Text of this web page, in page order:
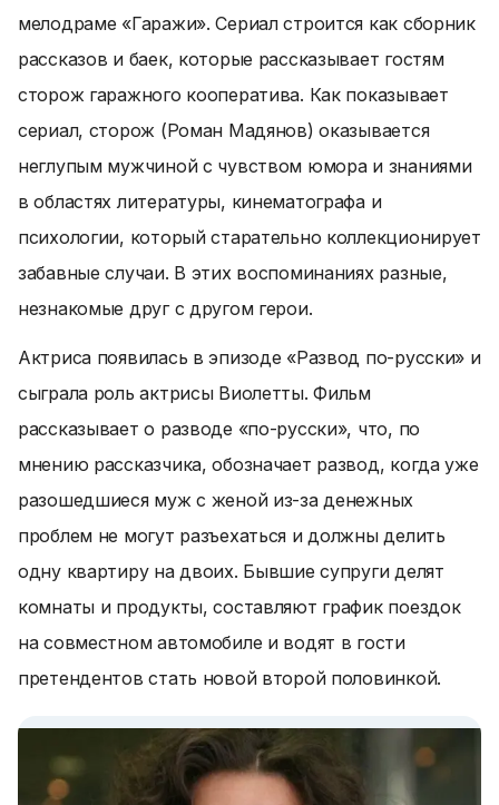
мелодраме «Гаражи». Сериал строится как сборник
рассказов и баек, которые рассказывает гостям
сторож гаражного кооператива. Как показывает
сериал, сторож (Роман Мадянов) оказывается
неглупым мужчиной с чувством юмора и знаниями
в областях литературы, кинематографа и
психологии, который старательно коллекционирует
забавные случаи. В этих воспоминаниях разные,
незнакомые друг с другом герои.
Актриса появилась в эпизоде «Развод по-русски» и
сыграла роль актрисы Виолетты. Фильм
рассказывает о разводе «по-русски», что, по
мнению рассказчика, обозначает развод, когда уже
разошедшиеся муж с женой из-за денежных
проблем не могут разъехаться и должны делить
одну квартиру на двоих. Бывшие супруги делят
комнаты и продукты, составляют график поездок
на совместном автомобиле и водят в гости
претендентов стать новой второй половинкой.